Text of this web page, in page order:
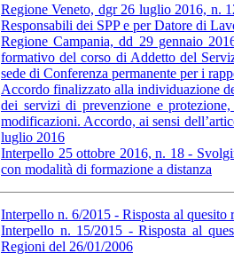
Regione Veneto, dgr 26 luglio 2016, n.
Responsabili dei SPP e per Datore di
Regione Campania, dd 29 gennaio
formativo del corso di Addetto del
sede di Conferenza permanente per i
Accordo finalizzato alla individuazione
dei servizi di prevenzione e
modificazioni. Accordo, ai sensi
luglio 2016
Interpello 25 ottobre 2016, n. 18 -
con modalità di formazione a distanza
Interpello n. 6/2015 - Risposta al
Interpello n. 15/2015 - Risposta al
Regioni del 26/01/2006